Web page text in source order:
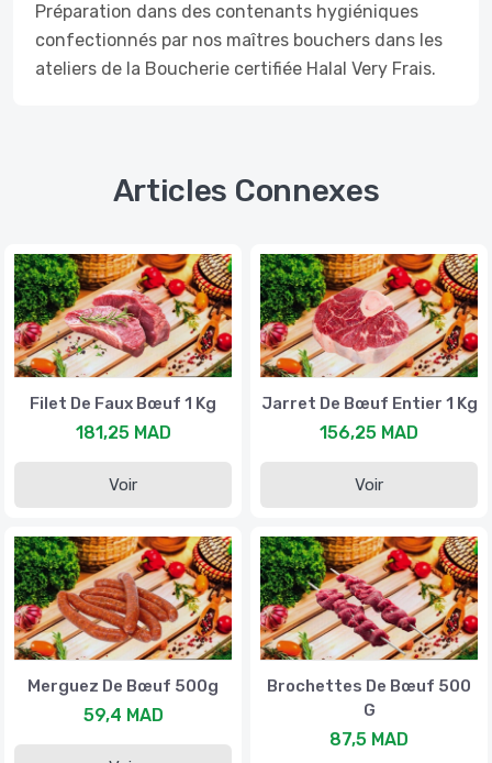
Préparation dans des contenants hygiéniques
confectionnés par nos maîtres bouchers dans les
ateliers de la Boucherie certifiée Halal Very Frais.
Articles Connexes
Filet De Faux Bœuf 1 Kg
181,25 MAD
Voir
Jarret De Bœuf Entier 1 Kg
156,25 MAD
Voir
Merguez De Bœuf 500g
59,4 MAD
Brochettes De Bœuf 500
G
87,5 MAD